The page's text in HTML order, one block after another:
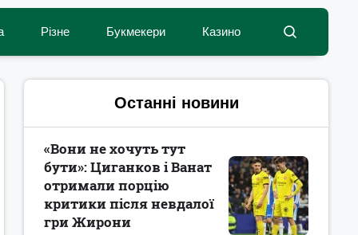
Різне Букмекери Казино
Останні новини
«Вони не хочуть тут
бути»: Циганков і Ванат
отримали порцію
критики після невдалої
гри Жирони